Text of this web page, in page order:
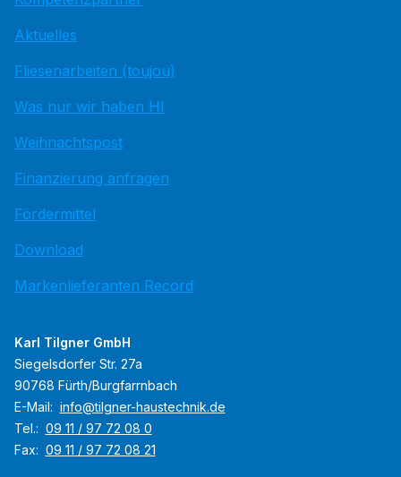
Aktuelles
Fliesenarbeiten (toujou)
Was nur wir haben HI
Weihnachtspost
Finanzierung anfragen
Fördermittel
Download
Markenlieferanten Record
Karl Tilgner GmbH
Siegelsdorfer Str. 27a
90768 Fürth/Burgfarrnbach
E-Mail: info@tilgner-haustechnik.de
Tel.: 09 11 / 97 72 08 0
Fax: 09 11 / 97 72 08 21